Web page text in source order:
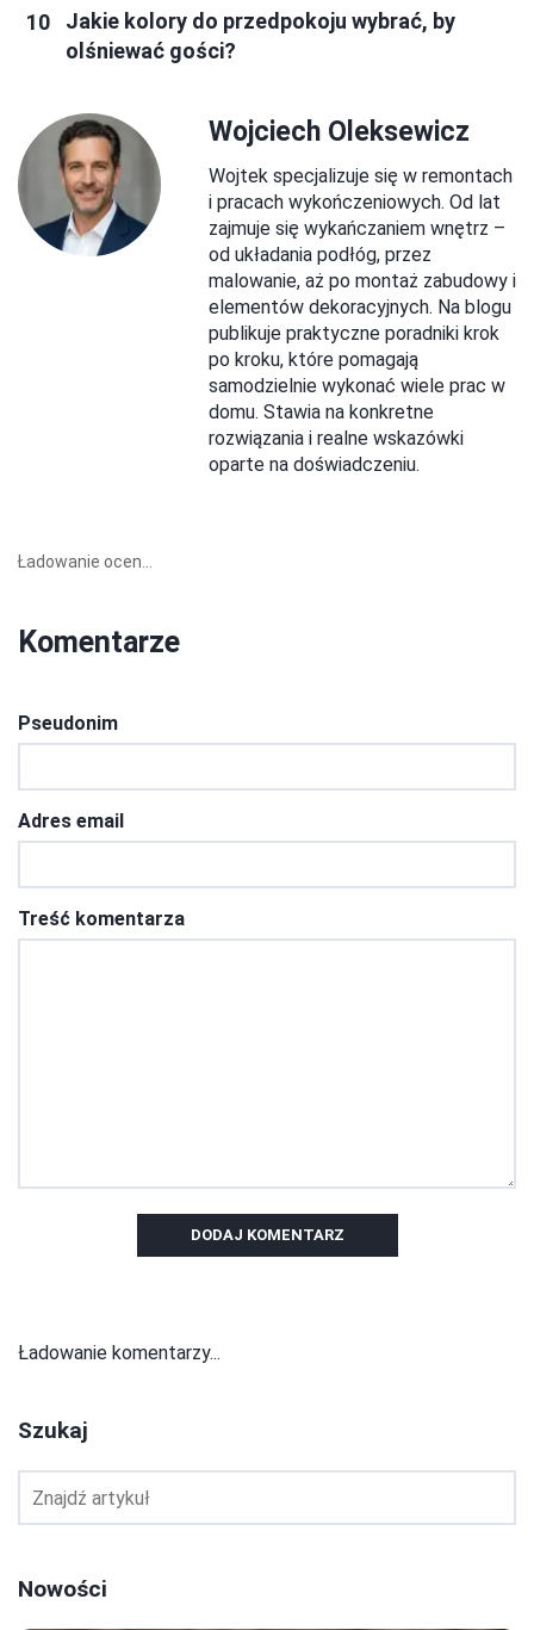
Jakie kolory do przedpokoju wybrać, by
olśniewać gości?
Wojciech Oleksewicz
Wojtek specjalizuje się w remontach
i pracach wykończeniowych. Od lat
zajmuje się wykańczaniem wnętrz –
od układania podłóg, przez
malowanie, aż po montaż zabudowy i
elementów dekoracyjnych. Na blogu
publikuje praktyczne poradniki krok
po kroku, które pomagają
samodzielnie wykonać wiele prac w
domu. Stawia na konkretne
rozwiązania i realne wskazówki
oparte na doświadczeniu.
Ładowanie ocen...
Komentarze
Pseudonim
Adres email
Treść komentarza
DODAJ KOMENTARZ
Ładowanie komentarzy...
Szukaj
Nowości